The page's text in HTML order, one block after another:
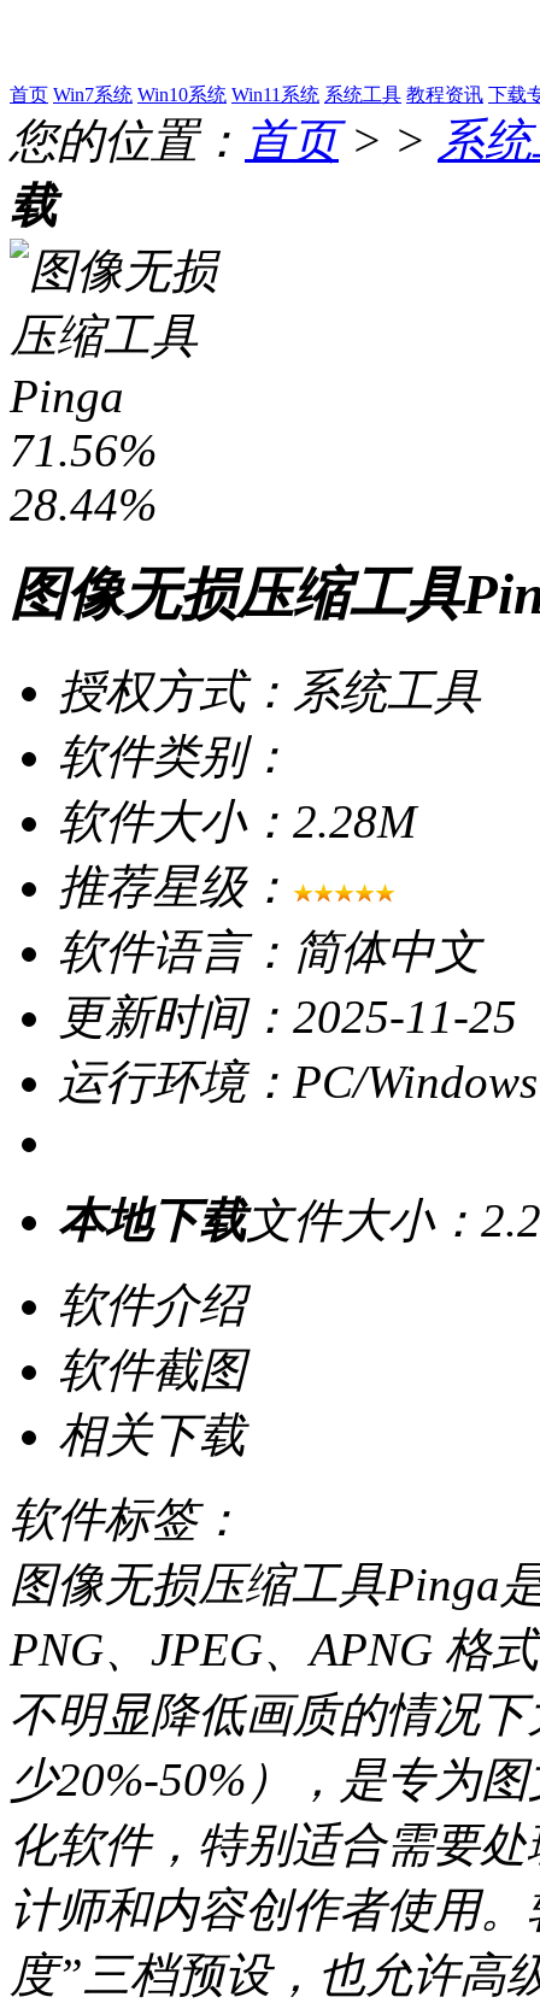
首页 Win7系统 Win10系统 Win11系统 系统工具 教程资讯 下载
您的位置： 首页> > 系
载
71.56%
28.44%
图像无损压缩工具
授权方式：系统工具
软件类别：
软件大小：2.28M
推荐星级：
软件语言：简体中文
更新时间：2025-11-25
运行环境：PC/Windows
本地下载文件大小：
软件介绍
软件截图
相关下载
软件标签：
图像无损压缩工具Pinga
PNG、JPEG、APNG 格
不明显降低画质的情况
少20%-50%），是专为
化软件，特别适合需要
计师和内容创作者使用
度”三档预设，也允许高